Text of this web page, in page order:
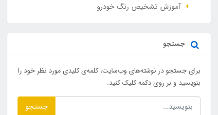
آموزش تشخیص رنگ خودرو
جستجو
برای جستجو در نوشته‌های وب‌سایت، کلمه‌ی کلیدی مورد نظر خود را
بنویسید و بر روی دکمه کلیک کنید.
جستجو